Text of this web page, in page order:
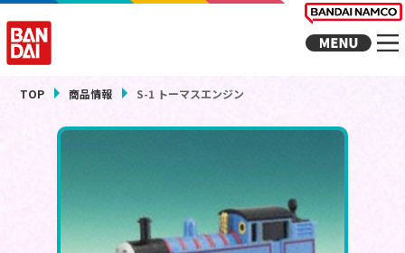
TOP 商品情報 S-1 トーマスエンジン